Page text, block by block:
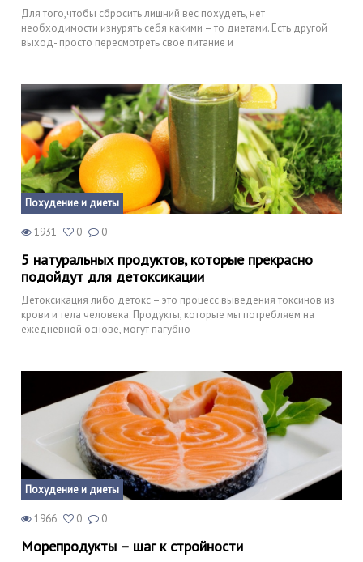
Для того,чтобы сбросить лишний вес похудеть, нет
необходимости изнурять себя какими – то диетами. Есть другой
выход- просто пересмотреть свое питание и
Похудение и диеты
1931 0 0
5 натуральных продуктов, которые прекрасно
подойдут для детоксикации
Детоксикация либо детокс – это процесс выведения токсинов из
крови и тела человека. Продукты, которые мы потребляем на
ежедневной основе, могут пагубно
Похудение и диеты
1966 0 0
Морепродукты – шаг к стройности